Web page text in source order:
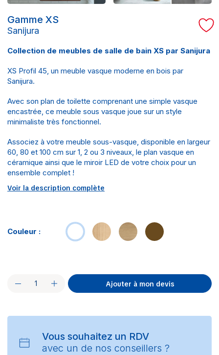
Gamme XS
Sanijura
Collection de meubles de salle de bain XS par Sanijura
XS Profil 45, un meuble vasque moderne en bois par
Sanijura.
Avec son plan de toilette comprenant une simple vasque
encastrée, ce meuble sous vasque joue sur un style
minimaliste très fonctionnel.
Associez à votre meuble sous-vasque, disponible en largeur
60, 80 et 100 cm sur 1, 2 ou 3 niveaux, le plan vasque en
céramique ainsi que le miroir LED de votre choix pour un
ensemble complet !
Voir la description complète
Couleur :
Ajouter à mon devis
Vous souhaitez un RDV
avec un de nos conseillers ?